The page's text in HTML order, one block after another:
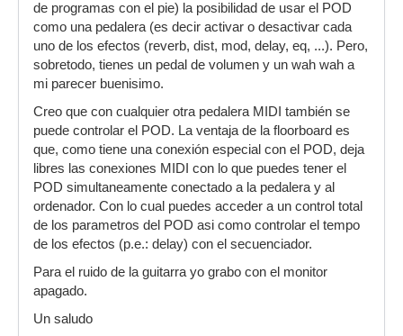
de programas con el pie) la posibilidad de usar el POD
como una pedalera (es decir activar o desactivar cada
uno de los efectos (reverb, dist, mod, delay, eq, ...). Pero,
sobretodo, tienes un pedal de volumen y un wah wah a
mi parecer buenisimo.
Creo que con cualquier otra pedalera MIDI también se
puede controlar el POD. La ventaja de la floorboard es
que, como tiene una conexión especial con el POD, deja
libres las conexiones MIDI con lo que puedes tener el
POD simultaneamente conectado a la pedalera y al
ordenador. Con lo cual puedes acceder a un control total
de los parametros del POD asi como controlar el tempo
de los efectos (p.e.: delay) con el secuenciador.
Para el ruido de la guitarra yo grabo con el monitor
apagado.
Un saludo